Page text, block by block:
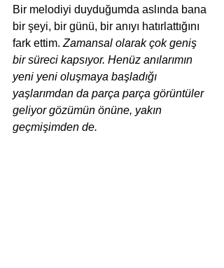
Bir melodiyi duyduğumda aslında bana
bir şeyi, bir günü, bir anıyı hatırlattığını
fark ettim. Zamansal olarak çok geniş
bir süreci kapsıyor. Henüz anılarımın
yeni yeni oluşmaya başladığı
yaşlarımdan da parça parça görüntüler
geliyor gözümün önüne, yakın
geçmişimden de.